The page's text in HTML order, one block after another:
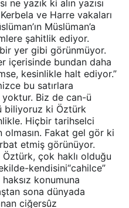
ne yazık ki alın yazısı
ve Harre vakaları
Müslüman’a
şahitlik ediyor.
yer gibi görünmüyor.
içerisinde bundan daha
kesinlikle halt ediyor.”
bu satırlara
yoktur. Biz de can-ü
biliyoruz ki Öztürk
Hiçbir tarihselci
Fakat gel gör ki
etmiş görünüyor.
Öztürk, çok haklı olduğu
kendisini“cahilce”
konumuna
sona dünyada
ciğersûz